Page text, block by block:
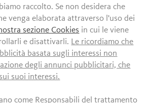
raccolto. Se non desidera che
venga elaborata attraverso l'uso dei
sezione Cookies in cui le viene
e disattivarli. Le ricordiamo che
basata sugli interessi non
degli annunci pubblicitari, che
suoi interessi.
come Responsabili del trattamento